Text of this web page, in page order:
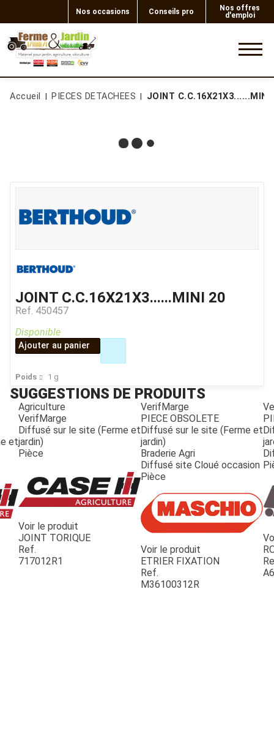
Nos occasions Conseils pro
Nos offres
d'emploi
JOUET
ESPACES VERTS
Accueil PIECES DETACHEES JOINT C.C.16X21X3......MINI
JOINT C.C.16X21X3......MINI 20
Ref. 450457
Poids 1 g
Disponible
Ajouter au panier
SUGGESTIONS DE PRODUITS
et
Agriculture
VerifMarge
Diffusé sur le site (Ferme et
jardin)
Pièce
Voir le produit
JOINT TORIQUE
Ref.
717012R1
VerifMarge
PIECE OBSOLETE
Diffusé sur le site (Ferme et
jardin)
Braderie Agri
Diffusé site Cloué occasion
Pièce
Voir le produit
ETRIER FIXATION
Ref.
M36100312R